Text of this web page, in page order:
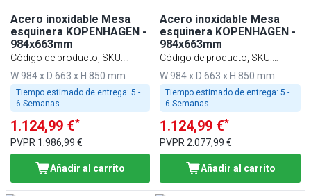
Acero inoxidable Mesa
esquinera KOPENHAGEN -
984x663mm
Código de producto, SKU:
BVI800-45I-N
W 984 x D 663 x H 850 mm
Tiempo estimado de entrega: 5 -
6 Semanas
1.124,99 €*
PVPR 1.986,99 €
Añadir al carrito
Acero inoxidable Mesa
esquinera KOPENHAGEN -
984x663mm
Código de producto, SKU:
BVI800-45A-N
W 984 x D 663 x H 850 mm
Tiempo estimado de entrega: 5 -
6 Semanas
1.124,99 €*
PVPR2.077,99 €
Añadir al carrito